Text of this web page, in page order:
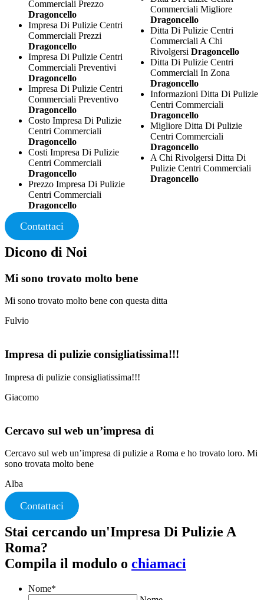
Commerciali Prezzo
Dragoncello
Impresa Di Pulizie Centri
Commerciali Prezzi
Dragoncello
Impresa Di Pulizie Centri
Commerciali Preventivi
Dragoncello
Impresa Di Pulizie Centri
Commerciali Preventivo
Dragoncello
Costo Impresa Di Pulizie
Centri Commerciali
Dragoncello
Costi Impresa Di Pulizie
Centri Commerciali
Dragoncello
Prezzo Impresa Di Pulizie
Centri Commerciali
Dragoncello
Commerciali Migliore
Dragoncello
Ditta Di Pulizie Centri
Commerciali A Chi
Rivolgersi Dragoncello
Ditta Di Pulizie Centri
Commerciali In Zona
Dragoncello
Informazioni Ditta Di Pulizie
Centri Commerciali
Dragoncello
Migliore Ditta Di Pulizie
Centri Commerciali
Dragoncello
A Chi Rivolgersi Ditta Di
Pulizie Centri Commerciali
Dragoncello
Contattaci
Dicono di Noi
Mi sono trovato molto bene
Mi sono trovato molto bene con questa ditta
Fulvio
Impresa di pulizie consigliatissima!!!
Impresa di pulizie consigliatissima!!!
Giacomo
Cercavo sul web un’impresa di
Cercavo sul web un’impresa di pulizie a Roma e ho trovato loro. Mi
sono trovata molto bene
Alba
Contattaci
Stai cercando un'Impresa Di Pulizie A
Roma?
Compila il modulo o chiamaci
Nome*